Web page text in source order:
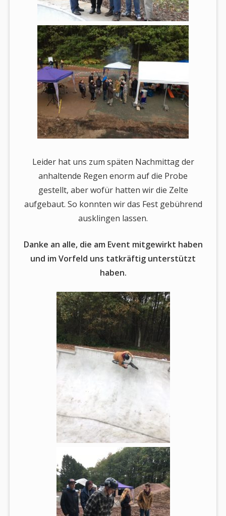
Leider hat uns zum späten Nachmittag der
anhaltende Regen enorm auf die Probe
gestellt, aber wofür hatten wir die Zelte
aufgebaut. So konnten wir das Fest gebührend
ausklingen lassen.
Danke an alle, die am Event mitgewirkt haben
und im Vorfeld uns tatkräftig unterstützt
haben.